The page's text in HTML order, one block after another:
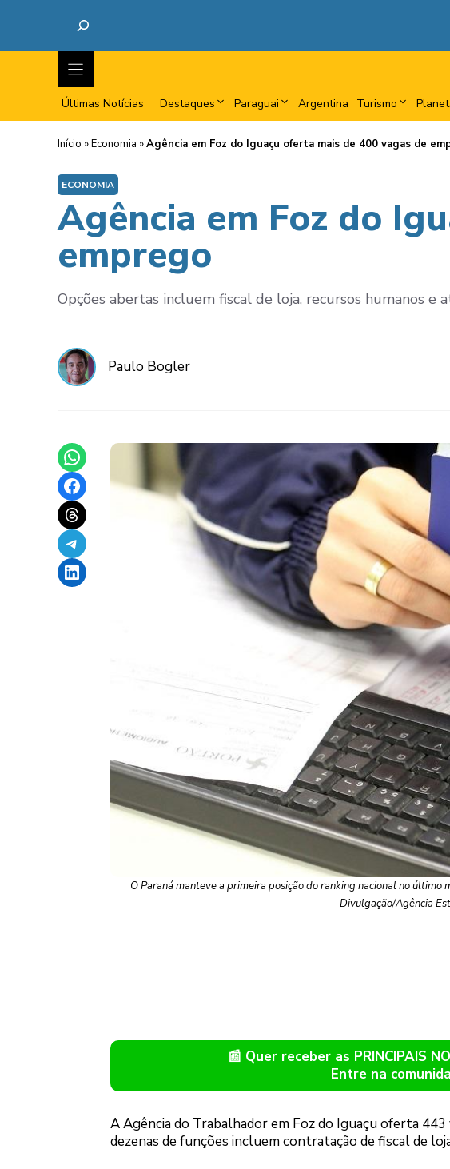
Últimas Notícias Destaques Paraguai Argentina Turismo
Início »Economia »Agência em Foz do Iguaçu oferta mais de 400 vagas de
ECONOMIA
Agência em Foz do
emprego
Opções abertas incluem fiscal de loja, recursos humanos
Paulo Bogler
Share on WhatsApp
Share on Facebook
Share on Threads
Share on Telegram
Share on LinkedIn
O Paraná manteve a primeira posição do ranking nacional no
Divulgação/Agência
📰 Quer receber as PRINCIPAIS
Entre na
A Agência do Trabalhador em Foz do Iguaçu oferta
dezenas de funções incluem contratação de fiscal de